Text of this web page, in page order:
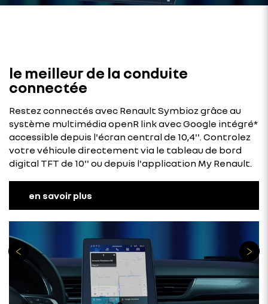
le meilleur de la conduite
connectée
Restez connectés avec Renault Symbioz grâce au
système multimédia openR link avec Google intégré*
accessible depuis l'écran central de 10,4''. Controlez
votre véhicule directement via le tableau de bord
digital TFT de 10'' ou depuis l'application My Renault.
en savoir plus